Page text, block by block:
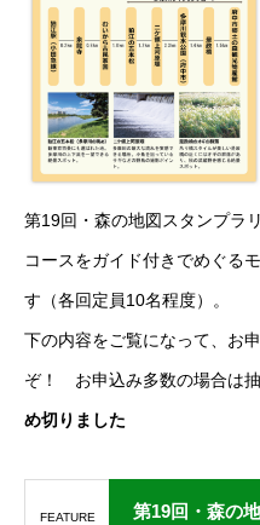
第19回・森の地図スタンプラ
コースをガイド付きでめぐる
す（各回定員10名程度）。
下の内容をご覧になって、お
ぞ！ お申込み多数の場合は
め切りました
FEATURE
第19回・森の